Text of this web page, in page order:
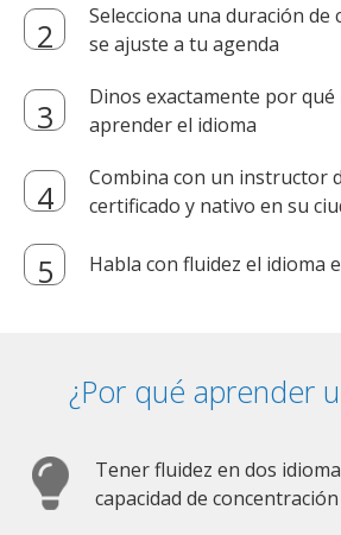
Selecciona una duración de
se ajuste a tu agenda
Dinos exactamente por qué
aprender el idioma
Combina con un instructor
certificado y nativo en su
Habla con fluidez el idioma
¿Por qué aprender
Tener fluidez en dos
capacidad de